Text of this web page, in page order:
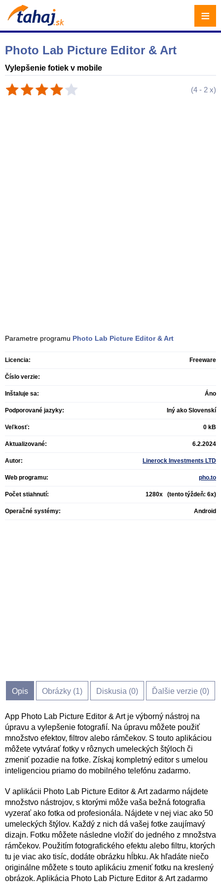
Photo Lab Picture Editor & Art
Vylepšenie fotiek v mobile
(4 - 2 x)
Parametre programu Photo Lab Picture Editor & Art
Licencia: Freeware
Číslo verzie:
Inštaluje sa: Áno
Podporované jazyky: Iný ako Slovenskí
Veľkosť: 0 kB
Aktualizované: 6.2.2024
Autor: Linerock Investments LTD
Web programu: pho.to
Počet stiahnutí: 1280x (tento týždeň: 6x)
Operačné systémy: Android
Opis Obrázky (1) Diskusia (0) Ďalšie verzie (0)
App Photo Lab Picture Editor & Art je výborný nástroj na
úpravu a vylepšenie fotografií. Na úpravu môžete použiť
množstvo efektov, filtrov alebo rámčekov. S touto aplikáciou
môžete vytvárať fotky v rôznych umeleckých štýloch či
zmeniť pozadie na fotke. Získaj kompletný editor s umelou
inteligenciou priamo do mobilného telefónu zadarmo.
V aplikácii Photo Lab Picture Editor & Art zadarmo nájdete
množstvo nástrojov, s ktorými môže vaša bežná fotografia
vyzerať ako fotka od profesionála. Nájdete v nej viac ako 50
umeleckých štýlov. Každý z nich dá vašej fotke zaujímavý
dizajn. Fotku môžete následne vložiť do jedného z množstva
rámčekov. Použitím fotografického efektu alebo filtru, ktorých
tu je viac ako tisíc, dodáte obrázku hĺbku. Ak hľadáte niečo
originálne môžete s touto aplikáciu zmeniť fotku na kreslený
obrázok. Aplikácia Photo Lab Picture Editor & Art zadarmo
≡